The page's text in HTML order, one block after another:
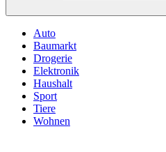
Auto
Baumarkt
Drogerie
Elektronik
Haushalt
Sport
Tiere
Wohnen